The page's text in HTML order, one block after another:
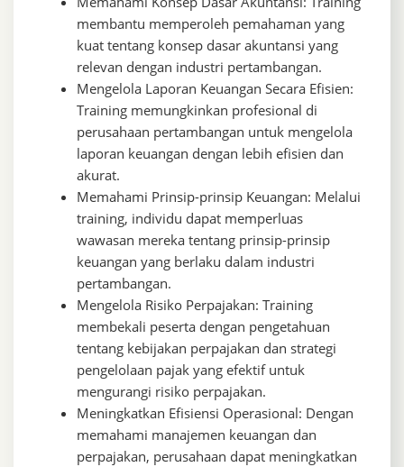
membantu memperoleh pemahaman yang
kuat tentang konsep dasar akuntansi yang
relevan dengan industri pertambangan.
Mengelola Laporan Keuangan Secara Efisien:
Training memungkinkan profesional di
perusahaan pertambangan untuk mengelola
laporan keuangan dengan lebih efisien dan
akurat.
Memahami Prinsip-prinsip Keuangan: Melalui
training, individu dapat memperluas
wawasan mereka tentang prinsip-prinsip
keuangan yang berlaku dalam industri
pertambangan.
Mengelola Risiko Perpajakan: Training
membekali peserta dengan pengetahuan
tentang kebijakan perpajakan dan strategi
pengelolaan pajak yang efektif untuk
mengurangi risiko perpajakan.
Meningkatkan Efisiensi Operasional: Dengan
memahami manajemen keuangan dan
perpajakan, perusahaan dapat meningkatkan